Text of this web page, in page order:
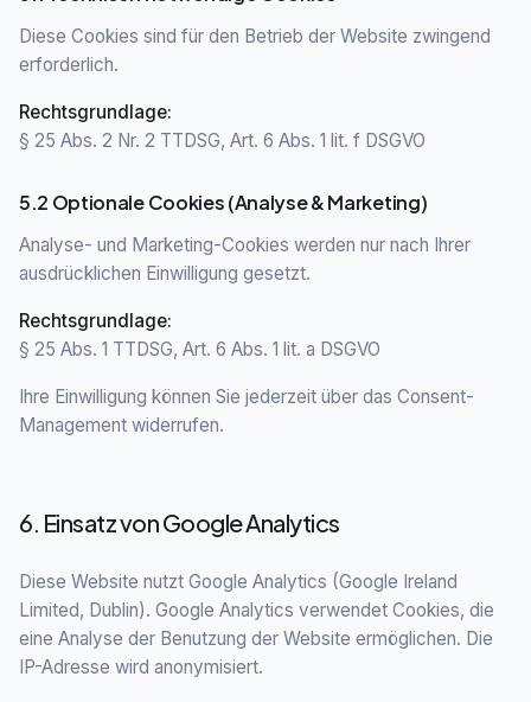
Diese Cookies sind für den Betrieb der Website zwingend
erforderlich.
Rechtsgrundlage:
§ 25 Abs. 2 Nr. 2 TTDSG, Art. 6 Abs. 1 lit. f DSGVO
5.2 Optionale Cookies (Analyse & Marketing)
Analyse- und Marketing-Cookies werden nur nach Ihrer
ausdrücklichen Einwilligung gesetzt.
Rechtsgrundlage:
§ 25 Abs. 1 TTDSG, Art. 6 Abs. 1 lit. a DSGVO
Ihre Einwilligung können Sie jederzeit über das Consent-
Management widerrufen.
6. Einsatz von Google Analytics
Diese Website nutzt Google Analytics (Google Ireland
Limited, Dublin). Google Analytics verwendet Cookies, die
eine Analyse der Benutzung der Website ermöglichen. Die
IP-Adresse wird anonymisiert.